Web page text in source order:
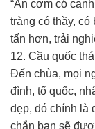
“Ăn cơm có
tràng có thầy,
tấn hơn, trải
12. Cầu quốc
Đến chùa, mọi
đình, tổ quốc,
đẹp, đó chính là
chắn bạn sẽ